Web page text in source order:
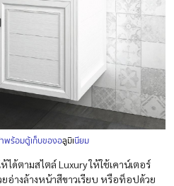
พร้อมตู้เก็บของอลูมิเนียม
ด้ตามสไตล์ Luxury ให้ใช้เคาน์เตอร์
อ่างล้างหน้าสีขาวเรียบ หรือท็อปด้วย